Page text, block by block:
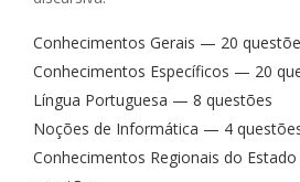
Conhecimentos Gerais — 20
Conhecimentos Específicos — 20
Língua Portuguesa — 8 questões
Noções de Informática — 4
Conhecimentos Regionais do